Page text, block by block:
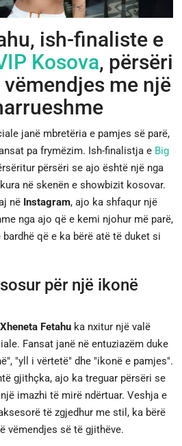
ish-finaliste e
Kosova, përsëri
me një
janë mbretëria e pamjes së parë,
pa frymëzim. Ish-finalistja e Big
përsëri se ajo është një nga
në skenën e showbizit kosovar.
në Instagram, ajo ka shfaqur një
nga ajo që e kemi njohur më parë,
që e ka bërë atë të duket si
për një ikonë
Xheneta Fetahu ka nxitur një valë
Fansat janë në entuziazëm duke
"yll i vërtetë" dhe "ikonë e pamjes".
gjithçka, ajo ka treguar përsëri se
imazhi të mirë ndërtuar. Veshja e
të zgjedhur me stil, ka bërë
vëmendjes së të gjithëve.